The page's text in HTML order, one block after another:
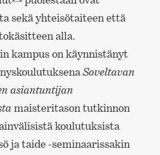
sekä yhteisötaiteen että
alla.
kampus on käynnistänyt
Soveltavan
asiantuntijan
maisteritason tutkinnon
koulutuksista
ja taide -seminaarissakin